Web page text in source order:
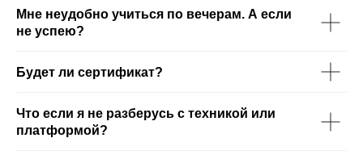
Мне неудобно учиться по вечерам. А если
не успею?
Будет ли сертификат?
Что если я не разберусь с техникой или
платформой?